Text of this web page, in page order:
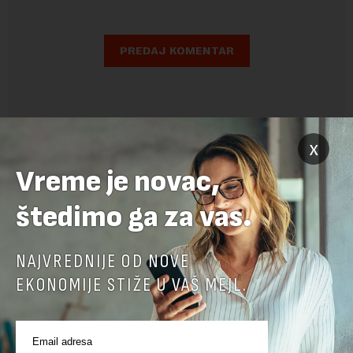
POVEZANI SADRŽAJI
x
Vreme je novac,
štedimo ga za vas.
NAJVREDNIJE OD NOVE
EKONOMIJE STIŽE U VAŠ MEJL.